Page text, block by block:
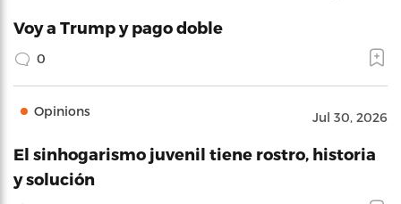
Voy a Trump y pago doble
0
Opinions Jul 30, 2026
El sinhogarismo juvenil tiene rostro, historia
y solución